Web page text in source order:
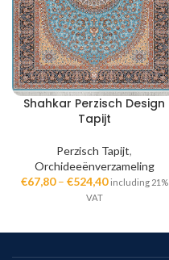
Shahkar Perzisch Design
Tapijt
Perzisch Tapijt,
Orchideeënverzameling
€67,80– €524,40 including 21%
VAT